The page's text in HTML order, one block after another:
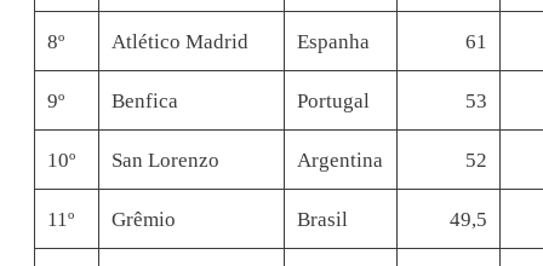
8º Atlético Madrid Espanha 61
9º Benfica Portugal 53
10º San Lorenzo Argentina 52
11º Grêmio Brasil 49,5